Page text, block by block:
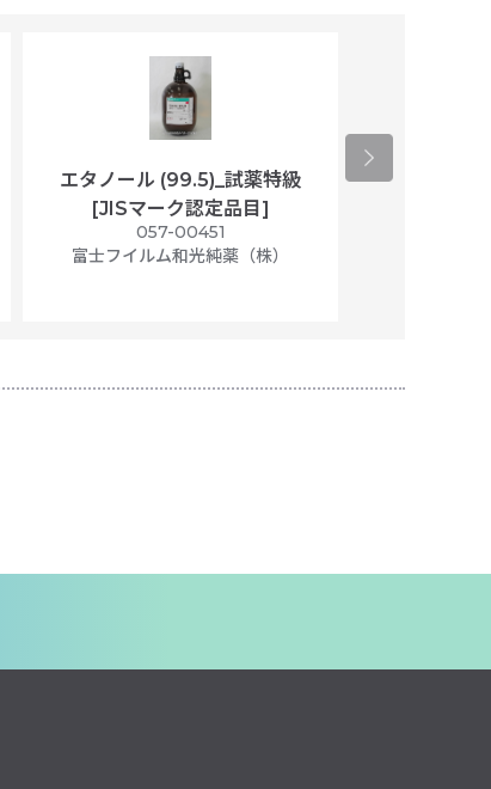
エタノール (99.5)_試薬特級
[JISマーク認定品目]
057-00451
富士フイルム和光純薬（株）
アセトニト